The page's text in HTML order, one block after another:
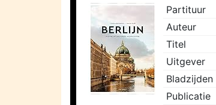
Partituur
Auteur
Titel
Uitgever
Bladzijden
Publicatie